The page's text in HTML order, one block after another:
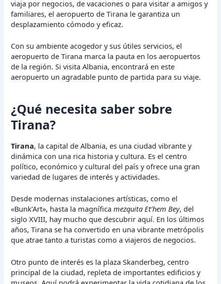
viaja por negocios, de vacaciones o para visitar a amigos y
familiares, el aeropuerto de Tirana le garantiza un
desplazamiento cómodo y eficaz.
Con su ambiente acogedor y sus útiles servicios, el
aeropuerto de Tirana marca la pauta en los aeropuertos
de la región. Si visita Albania, encontrará en este
aeropuerto un agradable punto de partida para su viaje.
¿Qué necesita saber sobre
Tirana?
Tirana, la capital de Albania, es una ciudad vibrante y
dinámica con una rica historia y cultura. Es el centro
político, económico y cultural del país y ofrece una gran
variedad de lugares de interés y actividades.
Desde modernas instalaciones artísticas, como el
«Bunk’Art», hasta la magníficamezquita Et’hem Bey, del
siglo XVIII, hay mucho que descubrir aquí. En los últimos
años, Tirana se ha convertido en una vibrante metrópolis
que atrae tanto a turistas como a viajeros de negocios.
Otro punto de interés es la plaza Skanderbeg, centro
principal de la ciudad, repleta de importantes edificios y